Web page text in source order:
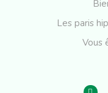
Les paris
Vous